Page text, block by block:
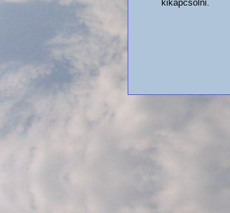
kikapcsolni.